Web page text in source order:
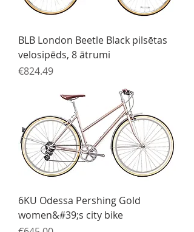
BLB London Beetle Black pilsētas
velosipēds, 8 ātrumi
Price
€824.49
6KU Odessa Pershing Gold
women&#39;s city bike